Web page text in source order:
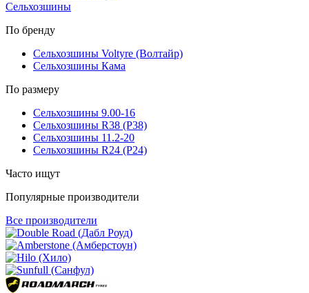
Сельхозшины
По бренду
Сельхозшины Voltyre (Волтайр)
Сельхозшины Кама
По размеру
Сельхозшины 9.00-16
Сельхозшины R38 (Р38)
Сельхозшины 11.2-20
Сельхозшины R24 (Р24)
Часто ищут
Популярные производители
Все производители